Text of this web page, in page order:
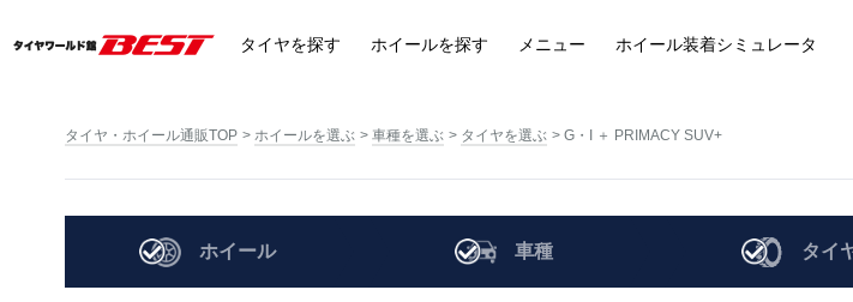
タイヤを探す ホイールを探す メニュー ホイール装着シミュレータ
タイヤ・ホイール通販TOP ホイールを選ぶ 車種を選ぶ タイヤを選ぶ G・I ＋ PRIMACY SUV+
ホイール 車種 タイ